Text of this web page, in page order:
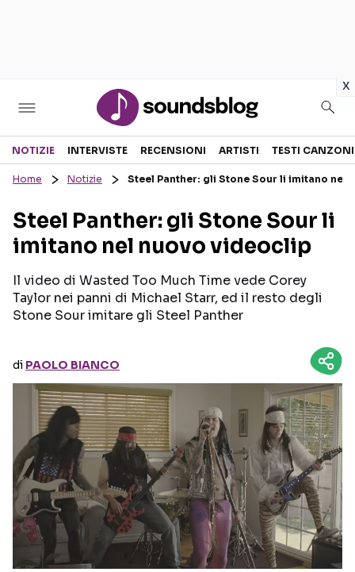
x
Sezioni
RECENSIONI MUSICALI
INTERVISTE
GOSSIP E CURIOSITÀ
TESTI CANZONI
TOUR ED EVENTI
TALENT SHOW
Seguici sui social
NOTIZIE INTERVISTE RECENSIONI ARTISTI TESTI CANZONI
Home Notizie Steel Panther: gli Stone Sour li imitano nel
Steel Panther: gli Stone Sour li
imitano nel nuovo videoclip
Il video di Wasted Too Much Time vede Corey
Taylor nei panni di Michael Starr, ed il resto degli
Stone Sour imitare gli Steel Panther
di PAOLO BIANCO